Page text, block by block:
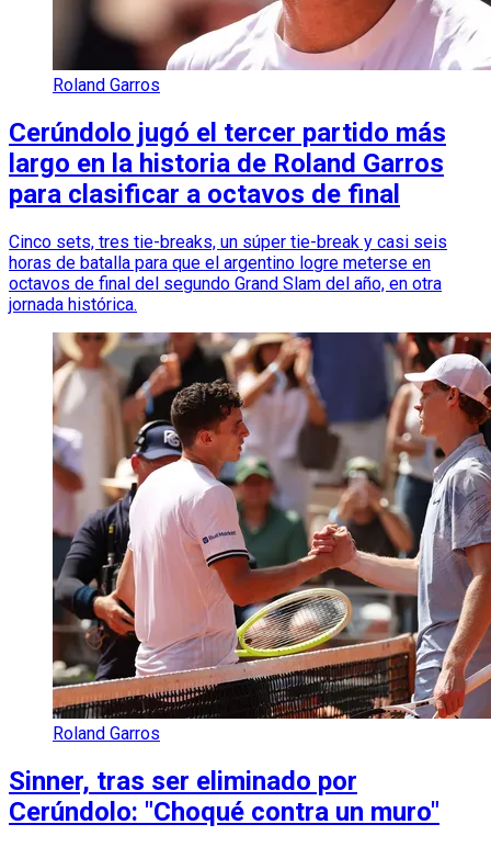
Roland Garros
Cerúndolo jugó el tercer partido más
largo en la historia de Roland Garros
para clasificar a octavos de final
Cinco sets, tres tie-breaks, un súper tie-break y casi seis
horas de batalla para que el argentino logre meterse en
octavos de final del segundo Grand Slam del año, en otra
jornada histórica.
Roland Garros
Sinner, tras ser eliminado por
Cerúndolo: "Choqué contra un muro"